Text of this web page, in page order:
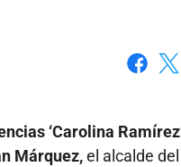
‘Carolina
Márquez,el alcalde del